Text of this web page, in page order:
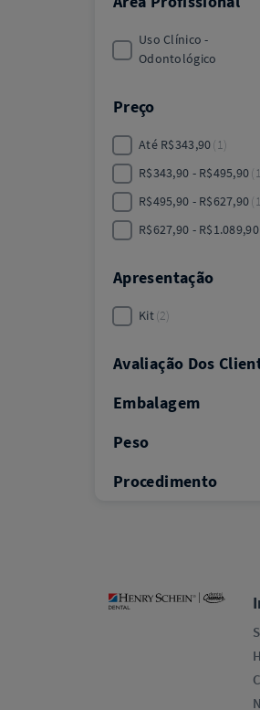
Uso Clínico -
Odontológico
Preço
Até R$343,90 1
R$343,90 - R$495,90 1
R$495,90 - R$627,90 1
R$627,90 - R$1.089,90
Apresentação
Kit 2
Avaliação Dos
Embalagem
Peso
Procedimento